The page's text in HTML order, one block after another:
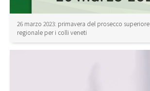
26 marzo 2023: primavera del prosecco
regionale per i colli veneti